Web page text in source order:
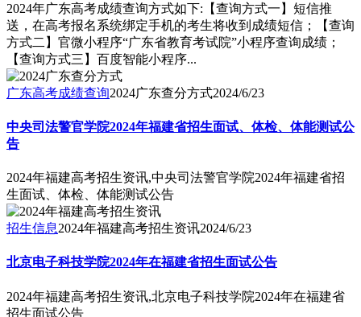
2024年广东高考成绩查询方式如下:【查询方式一】短信推
送，在高考报名系统绑定手机的考生将收到成绩短信；【查询
方式二】官微小程序“广东省教育考试院”小程序查询成绩；
【查询方式三】百度智能小程序...
广东高考成绩查询2024广东查分方式2024/6/23
中央司法警官学院2024年福建省招生面试、体检、体能测试公
告
2024年福建高考招生资讯,中央司法警官学院2024年福建省招
生面试、体检、体能测试公告
招生信息2024年福建高考招生资讯2024/6/23
北京电子科技学院2024年在福建省招生面试公告
2024年福建高考招生资讯,北京电子科技学院2024年在福建省
招生面试公告